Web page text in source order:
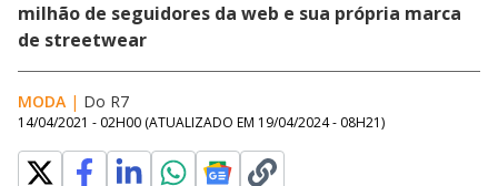
milhão de seguidores da web e sua própria marca
de streetwear
MODA | Do R7
14/04/2021 - 02H00 (ATUALIZADO EM 19/04/2024 - 08H21)